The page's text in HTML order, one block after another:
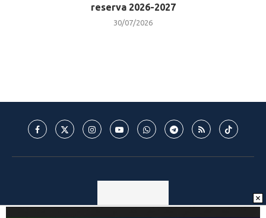
reserva 2026-2027
30/07/2026